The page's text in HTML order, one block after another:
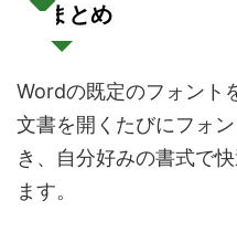
まとめ
Wordの既定のフォント
文書を開くたびにフォ
き、自分好みの書式で
ます。